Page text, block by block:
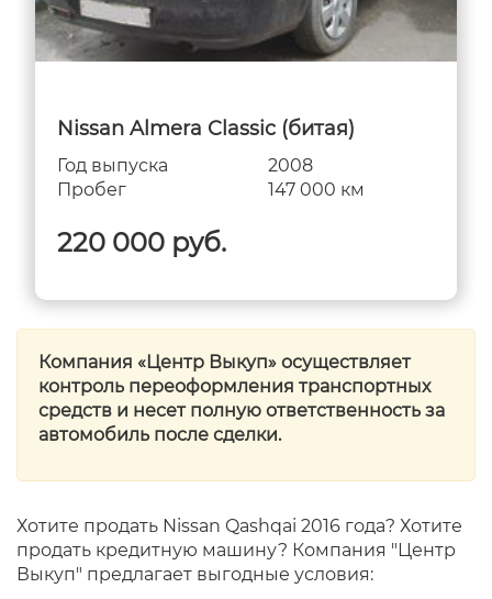
Nissan Almera Classic (битая)
Год выпуска
2008
Пробег
147 000 км
220 000 руб.
Компания «Центр Выкуп» осуществляет
контроль переоформления транспортных
средств и несет полную ответственность за
автомобиль после сделки.
Хотите продать Nissan Qashqai 2016 года? Хотите
продать кредитную машину? Компания "Центр
Выкуп" предлагает выгодные условия: